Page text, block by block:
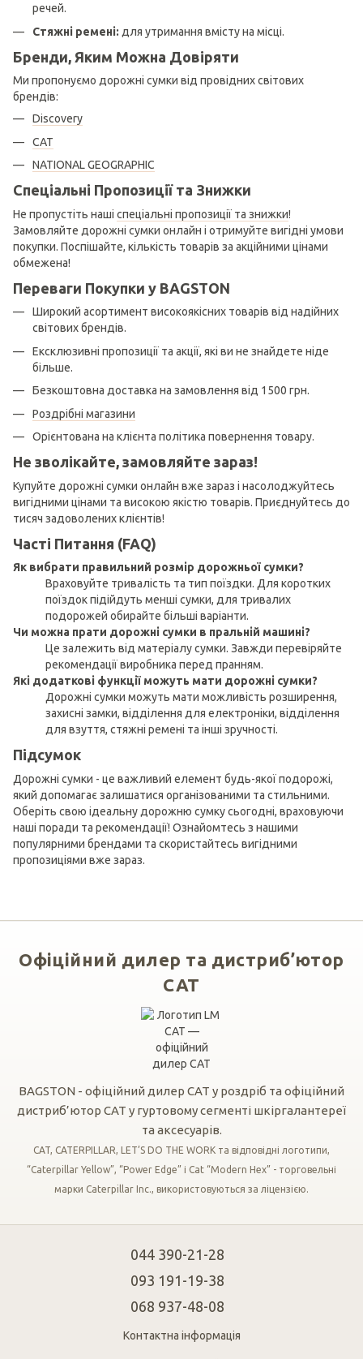
речей.
Стяжні ремені: для утримання вмісту на місці.
Бренди, Яким Можна Довіряти
Ми пропонуємо дорожні сумки від провідних світових
брендів:
Discovery
CAT
NATIONAL GEOGRAPHIC
Спеціальні Пропозиції та Знижки
Не пропустіть наші спеціальні пропозиції та знижки!
Замовляйте дорожні сумки онлайн і отримуйте вигідні умови
покупки. Поспішайте, кількість товарів за акційними цінами
обмежена!
Переваги Покупки у BAGSTON
Широкий асортимент високоякісних товарів від надійних
світових брендів.
Ексклюзивні пропозиції та акції, які ви не знайдете ніде
більше.
Безкоштовна доставка на замовлення від 1500 грн.
Роздрібні магазини
Орієнтована на клієнта політика повернення товару.
Не зволікайте, замовляйте зараз!
Купуйте дорожні сумки онлайн вже зараз і насолоджуйтесь
вигідними цінами та високою якістю товарів. Приєднуйтесь до
тисяч задоволених клієнтів!
Часті Питання (FAQ)
Як вибрати правильний розмір дорожньої сумки?
Враховуйте тривалість та тип поїздки. Для коротких
поїздок підійдуть менші сумки, для тривалих
подорожей обирайте більші варіанти.
Чи можна прати дорожні сумки в пральній машині?
Це залежить від матеріалу сумки. Завжди перевіряйте
рекомендації виробника перед пранням.
Які додаткові функції можуть мати дорожні сумки?
Дорожні сумки можуть мати можливість розширення,
захисні замки, відділення для електроніки, відділення
для взуття, стяжні ремені та інші зручності.
Підсумок
Дорожні сумки - це важливий елемент будь-якої подорожі,
який допомагає залишатися організованими та стильними.
Оберіть свою ідеальну дорожню сумку сьогодні, враховуючи
наші поради та рекомендації! Ознайомтесь з нашими
популярними брендами та скористайтесь вигідними
пропозиціями вже зараз.
Офіційний дилер та дистриб’ютор
CAT
BAGSTON - офіційний дилер CAT у роздріб та офіційний
дистриб’ютор CAT у гуртовому сегменті шкіргалантереї
та аксесуарів.
CAT, CATERPILLAR, LET’S DO THE WORK та відповідні логотипи,
“Caterpillar Yellow”, “Power Edge” і Cat “Modern Hex” - торговельні
марки Caterpillar Inc., використовуються за ліцензією.
044 390-21-28
093 191-19-38
068 937-48-08
Контактна інформація